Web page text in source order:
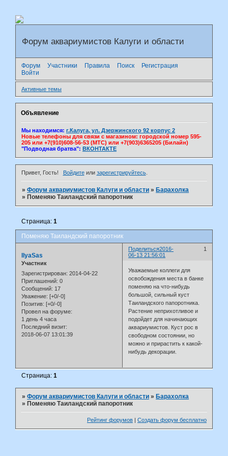
Форум аквариумистов Калуги и области
Форум Участники Правила Поиск
Регистрация
Войти
Активные темы
Объявление
Мы находимся: г.Калуга, ул. Дзержинского 92 корпус 2
Новые телефоны для связи с магазином: городской номер 595-
205 или +7(910)608-56-53 (МТС) или +7(903)6365205 (Билайн)
"Подводная братва": ВКОНТАКТЕ
Привет, Гость! Войдитеили зарегистрируйтесь.
»Форум аквариумистов Калуги и области » Барахолка
» Поменяю Таиландский папоротник
Поменяю Таиландский папоротник
Страница:1
Поделиться 1
2016-
06-13 21:56:01
IlyaSas
Участник
Зарегистрирован: 2014-04-22
Приглашений: 0
Сообщений: 17
Уважение: [+0/-0]
Позитив: [+0/-0]
Провел на форуме:
1 день 4 часа
Последний визит:
2018-06-07 13:01:39
Уважаемые коллеги для
освобождения места в банке
поменяю на что-нибудь
большой, сильный куст
Таиландского папоротника.
Растение неприхотливое и
подойдет для начинающих
аквариумистов. Куст рос в
свободном состоянии, но
можно и прирастить к какой-
нибудь декорации.
Страница:1
»Форум аквариумистов Калуги и области » Барахолка
» Поменяю Таиландский папоротник
Рейтинг форумов | Создать форум бесплатно